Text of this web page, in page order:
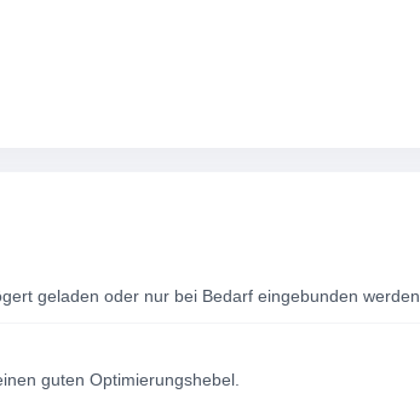
geladen oder nur bei Bedarf eingebunden werden.
guten Optimierungshebel.